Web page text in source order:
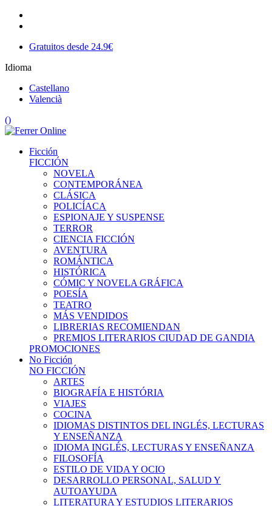
Gratuitos desde 24.9€
Idioma
Castellano
Valencià
()
Ficción
FICCIÓN
NOVELA
CONTEMPORÁNEA
CLÁSICA
POLICÍACA
ESPIONAJE Y SUSPENSE
TERROR
CIENCIA FICCIÓN
AVENTURA
ROMÁNTICA
HISTÓRICA
CÓMIC Y NOVELA GRÁFICA
POESÍA
TEATRO
MÁS VENDIDOS
LIBRERIAS RECOMIENDAN
PREMIOS LITERARIOS CIUDAD DE GANDIA
PROMOCIONES
No Ficción
NO FICCIÓN
ARTES
BIOGRAFÍA E HISTÓRIA
VIAJES
COCINA
IDIOMAS DISTINTOS DEL INGLÉS, LECTURAS
Y ENSEÑANZA
IDIOMA INGLÉS, LECTURAS Y ENSEÑANZA
FILOSOFÍA
ESTILO DE VIDA Y OCIO
DESARROLLO PERSONAL, SALUD Y
AUTOAYUDA
LITERATURA Y ESTUDIOS LITERARIOS